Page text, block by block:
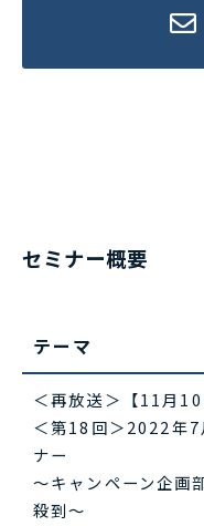
セミナー概要
テーマ
＜再放送＞【11月10
＜第18回＞2022年7
ナー
～キャンペーン企画
殺到～